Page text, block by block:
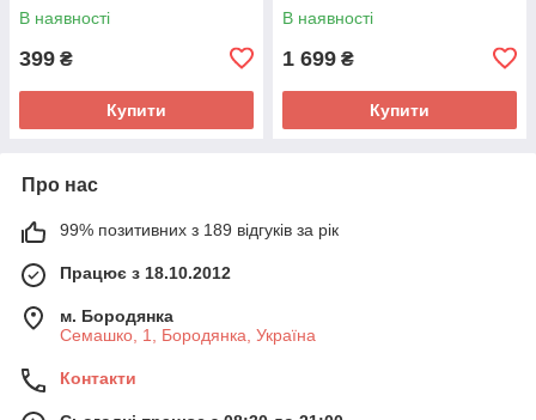
В наявності
399 ₴
Купити
В наявності
1 699 ₴
Купити
Про нас
99% позитивних з 189 відгуків за рік
Працює з 18.10.2012
м. Бородянка
Семашко, 1, Бородянка, Україна
Контакти